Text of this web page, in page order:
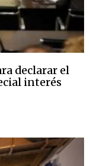
declarar el
interés